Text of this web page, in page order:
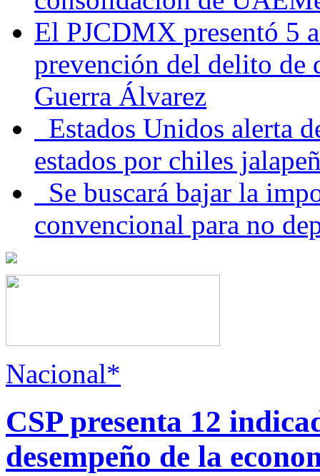
El PJCDMX presentó 5
prevención del delito de
Guerra Álvarez
Estados Unidos alerta
estados por chiles
Se buscará bajar la
convencional para no
Nacional*
CSP presenta 12
desempeño de la